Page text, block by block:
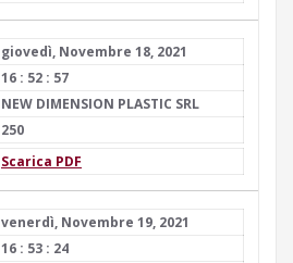
giovedì, Novembre 18, 2021
16 : 52 : 57
NEW DIMENSION PLASTIC SRL
250
Scarica PDF
venerdì, Novembre 19, 2021
16 : 53 : 24